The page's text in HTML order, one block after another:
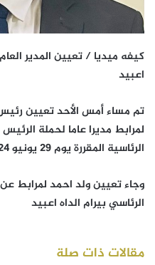
كيفه ميديا / تعيين المدير
اعبيد
تم مساء أمس الأحد تعيين
لمرابط مديرا عاما لحملة
الرئاسية المقررة يوم 29 يونيو 2024
وجاء تعيين ولد احمد لمرابط
الرئاسي بيرام الداه اعبيد
مقالات ذات صلة